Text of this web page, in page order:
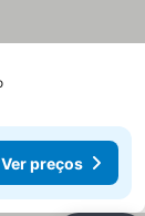
Ver preços
Ver preços